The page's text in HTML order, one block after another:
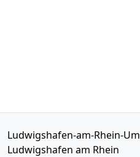
Ludwigshafen-am-Rhein-
Ludwigshafen am Rhein